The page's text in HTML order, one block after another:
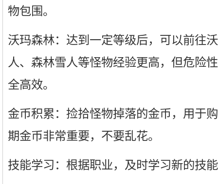
物包围。
沃玛森林：达到一定等级后，可以前往
人、森林雪人等怪物经验更高，但危险
全高效。
金币积累：捡拾怪物掉落的金币，用于
期金币非常重要，不要乱花。
技能学习：根据职业，及时学习新的技